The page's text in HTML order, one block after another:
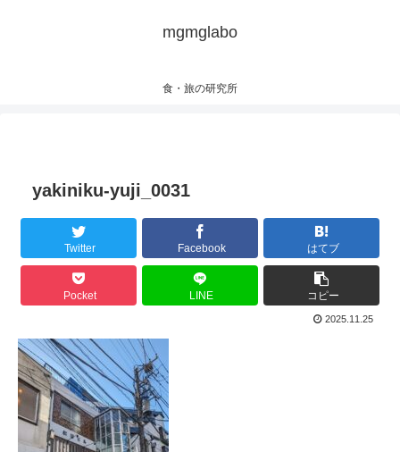
mgmglabo
食・旅の研究所
yakiniku-yuji_0031
Twitter Facebook はてブ
Pocket LINE コピー
2025.11.25